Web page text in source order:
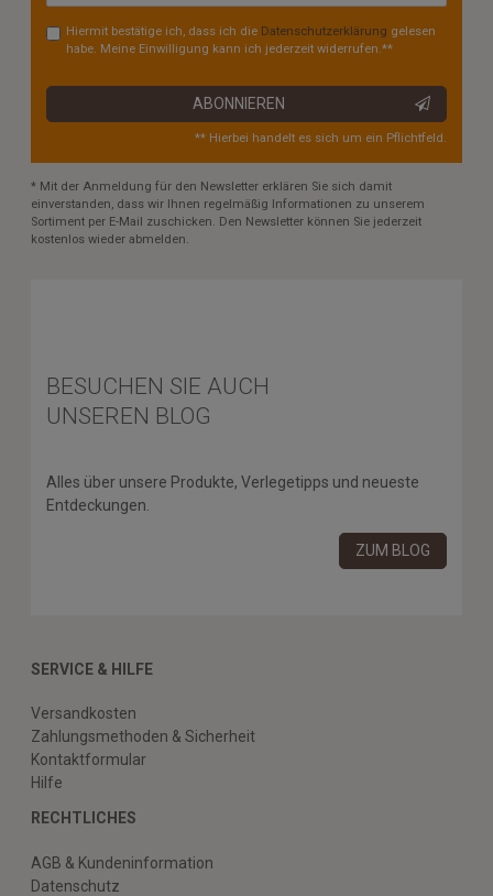
Hiermit bestätige ich, dass ich die Daten­schutz­erklärung gelesen
habe. Meine Einwilligung kann ich jederzeit widerrufen.**
ABONNIEREN
** Hierbei handelt es sich um ein Pflichtfeld.
* Mit der Anmeldung für den Newsletter erklären Sie sich damit
einverstanden, dass wir Ihnen regelmäßig Informationen zu unserem
Sortiment per E-Mail zuschicken. Den Newsletter können Sie jederzeit
kostenlos wieder abmelden.
BESUCHEN SIE AUCH
UNSEREN BLOG
Alles über unsere Produkte, Verlegetipps und neueste
Entdeckungen.
ZUM BLOG
SERVICE & HILFE
Versandkosten
Zahlungsmethoden & Sicherheit
Kontaktformular
Hilfe
RECHTLICHES
AGB & Kundeninformation
Datenschutz